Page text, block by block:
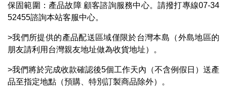
保固範圍：產品故障 顧客諮詢服務中心。請撥打專線07-34
52455諮詢本站客服中心。
>我們所提供的產品配送區域僅限於台灣本島（外島地區的
朋友請利用台灣親友地址做為收貨地址）。
>我們將於完成收款確認後5個工作天內（不含例假日）送產
品至指定地點（預購、特別訂製商品除外）。